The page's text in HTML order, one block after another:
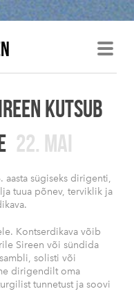
KUTSUB
22. MAI
aasta sügiseks dirigenti,
tuua põnev, terviklik ja
Kontserdikava võib
Sireen või sündida
solisti või
dirigendilt oma
tunnetust ja soovi